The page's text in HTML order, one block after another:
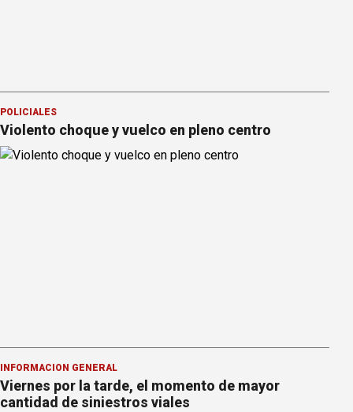
POLICIALES
Violento choque y vuelco en pleno centro
INFORMACION GENERAL
Viernes por la tarde, el momento de mayor
cantidad de siniestros viales